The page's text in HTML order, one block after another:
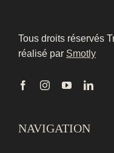
Tous droits réservés
réalisé par Smotly
NAVIGATION